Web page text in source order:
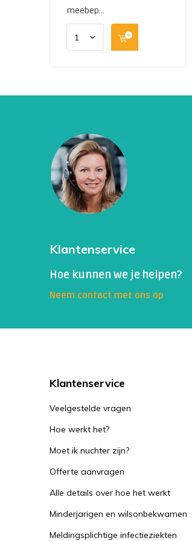
sommige geneesmiddelen
behoefte van vitamine B12
situatie is voor de groei
meebep...
Klantenservice
Hoe kunnen we je helpen?
Neem contact met ons op
Klantenservice
Veelgestelde vragen
Hoe werkt het?
Moet ik nuchter zijn?
Offerte aanvragen
Alle details over hoe het werkt
Minderjarigen en wilsonbekwamen
Meldingsplichtige infectieziekten